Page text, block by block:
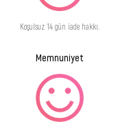
Koşulsuz 14 gün iade hakkı.
Memnuniyet